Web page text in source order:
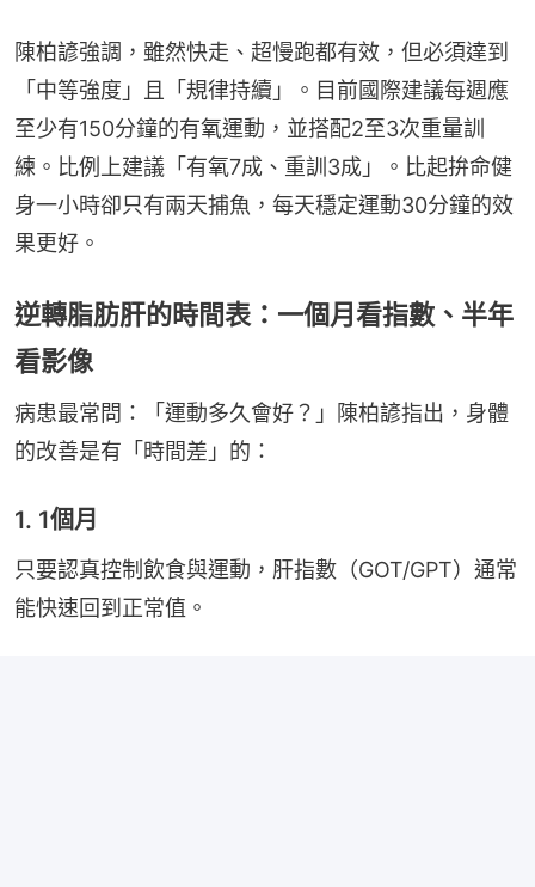
陳柏諺強調，雖然快走、超慢跑都有效，但必須達到
「中等強度」且「規律持續」。目前國際建議每週應
至少有150分鐘的有氧運動，並搭配2至3次重量訓
練。比例上建議「有氧7成、重訓3成」。比起拚命健
身一小時卻只有兩天捕魚，每天穩定運動30分鐘的效
果更好。
逆轉脂肪肝的時間表：一個月看指數、半年
看影像
病患最常問：「運動多久會好？」陳柏諺指出，身體
的改善是有「時間差」的：
1. 1個月
只要認真控制飲食與運動，肝指數（GOT/GPT）通常
能快速回到正常值。